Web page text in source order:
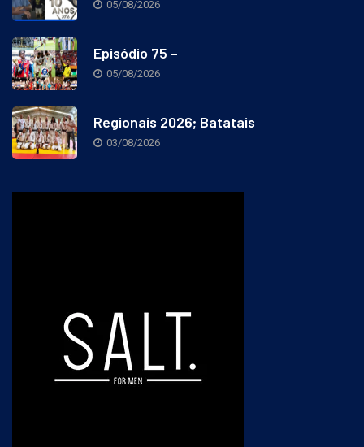
05/08/2026
Episódio 75 –
05/08/2026
Regionais 2026; Batatais
03/08/2026